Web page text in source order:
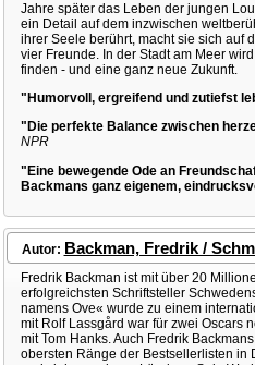
Jahre später das Leben der jungen
ein Detail auf dem inzwischen
ihrer Seele berührt, macht sie sich auf
vier Freunde. In der Stadt am Meer
finden - und eine ganz neue Zukunft.
"Humorvoll, ergreifend und zutiefst
"Die perfekte Balance zwischen
NPR
"Eine bewegende Ode an
Backmans ganz eigenem,
Autor: Backman, Fredrik /
Fredrik Backman ist mit über 20
erfolgreichsten Schriftsteller
namens Ove« wurde zu einem
mit Rolf Lassgård war für zwei Oscars
mit Tom Hanks. Auch Fredrik
obersten Ränge der Bestsellerlisten in